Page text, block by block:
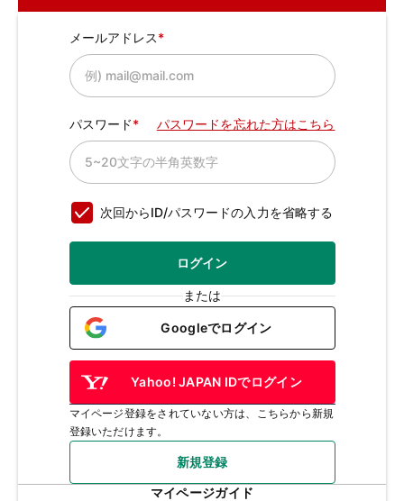
メールアドレス
パスワード パスワードを忘れた方はこちら
次回からID/パスワードの入力を省略する
ログイン
または
Googleでログイン
Yahoo! JAPAN IDでログイン
マイページ登録をされていない方は、こちらから新規
登録いただけます。
新規登録
マイページガイド